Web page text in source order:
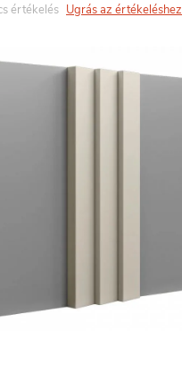
értékelés Ugrás az értékeléshez